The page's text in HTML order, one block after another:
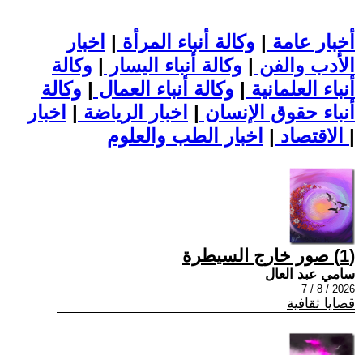
أخبار عامة | وكالة أنباء المرأة | اخبار
الأدب والفن | وكالة أنباء اليسار | وكالة
أنباء العلمانية | وكالة أنباء العمال | وكالة
أنباء حقوق الإنسان | اخبار الرياضة | اخبار
الاقتصاد | |
(1) صور خارج السيطرة
سامي عبد العال
2026 / 8 / 7
قضايا ثقافية